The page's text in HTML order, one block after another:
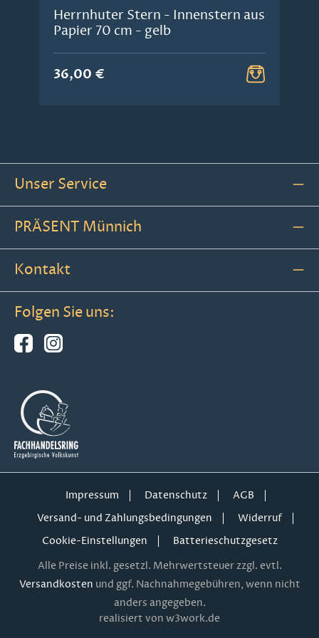
Herrnhuter Stern - Innenstern aus
Papier 70 cm - gelb
36,00 €
Unser Service
PRÄSENT Münnich
Kontakt
Folgen Sie uns:
Impressum Datenschutz
AGB
Versand- und Zahlungsbedingungen
Widerruf
Cookie-Einstellungen
Batterieschutzgesetz
Alle Preise inkl. gesetzl. Mehrwertsteuer zzgl. evtl.
Versandkosten und ggf. Nachnahmegebühren, wenn nicht
anders angegeben.
realisiert von w3work.de